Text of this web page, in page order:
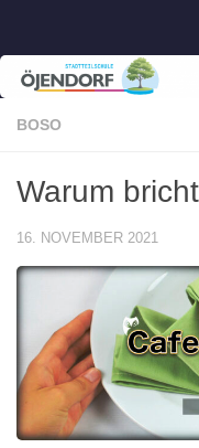
BOSO
Warum
16. NOVEMBER 2021